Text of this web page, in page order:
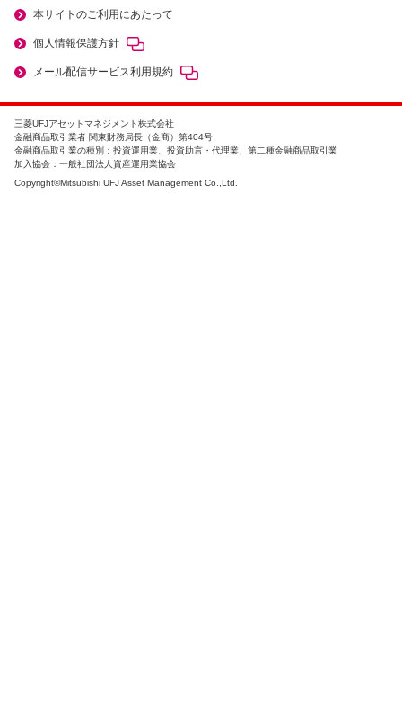
本サイトのご利用にあたって
個人情報保護方針
メール配信サービス利用規約
三菱UFJアセットマネジメント株式会社
金融商品取引業者 関東財務局長（金商）第404号
金融商品取引業の種別：投資運用業、投資助言・代理業、第二種金融商品取引業
加入協会：一般社団法人資産運用業協会
Copyright©Mitsubishi UFJ Asset Management Co.,Ltd.